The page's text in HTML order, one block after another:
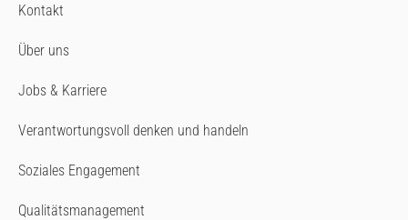
Kontakt
Über uns
Jobs & Karriere
Verantwortungsvoll denken und handeln
Soziales Engagement
Qualitätsmanagement